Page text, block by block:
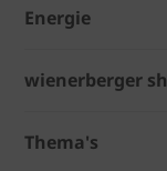
Energie
wienerberger
Thema's